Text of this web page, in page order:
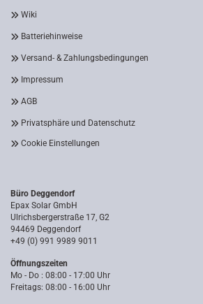
Wiki
Batteriehinweise
Versand- & Zahlungsbedingungen
Impressum
AGB
Privatsphäre und Datenschutz
Cookie Einstellungen
Büro Deggendorf
Epax Solar GmbH
Ulrichsbergerstraße 17, G2
94469 Deggendorf
+49 (0) 991 9989 9011
Öffnungszeiten
Mo - Do : 08:00 - 17:00 Uhr
Freitags: 08:00 - 16:00 Uhr